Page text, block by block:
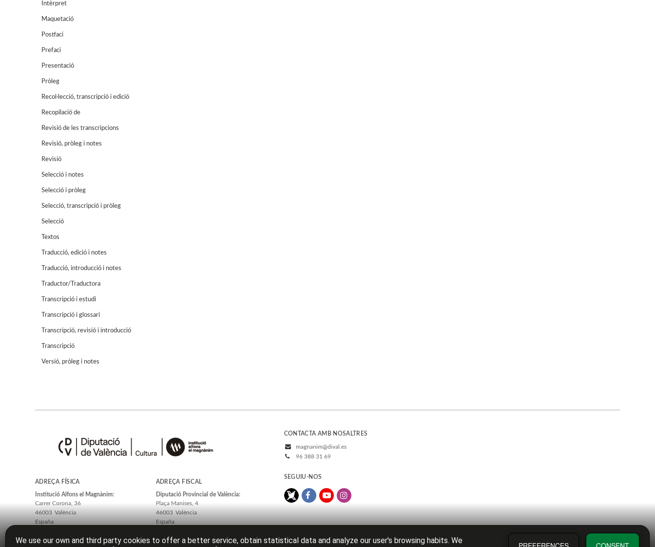
Intèrpret
Maquetació
Postfaci
Prefaci
Presentació
Pròleg
Recol·lecció, transcripció i edició
Recopilació de
Revisió de les transcripcions
Revisió, pròleg i notes
Revisió
Selecció i notes
Selecció i pròleg
Selecció, transcripció i pròleg
Selecció
Textos
Traducció, edició i notes
Traducció, introducció i notes
Traductor/Traductora
Transcripció i estudi
Transcripció i glossari
Transcripció, revisió i introducció
Transcripció
Versió, pròleg i notes
ADREÇA FÍSICA
Institució Alfons el Magnànim:
Carrer Corona, 36
46003 València
España
ADREÇA FISCAL
Diputació Provincial de València:
Plaça Manises, 4
46003 València
España
CONTACTA AMB NOSALTRES
magnanim@dival.es
96 388 31 69
SEGUIU-NOS
We use our own and third party cookies to offer a better service, obtain statistical data and analyze our user's browsing habits. We